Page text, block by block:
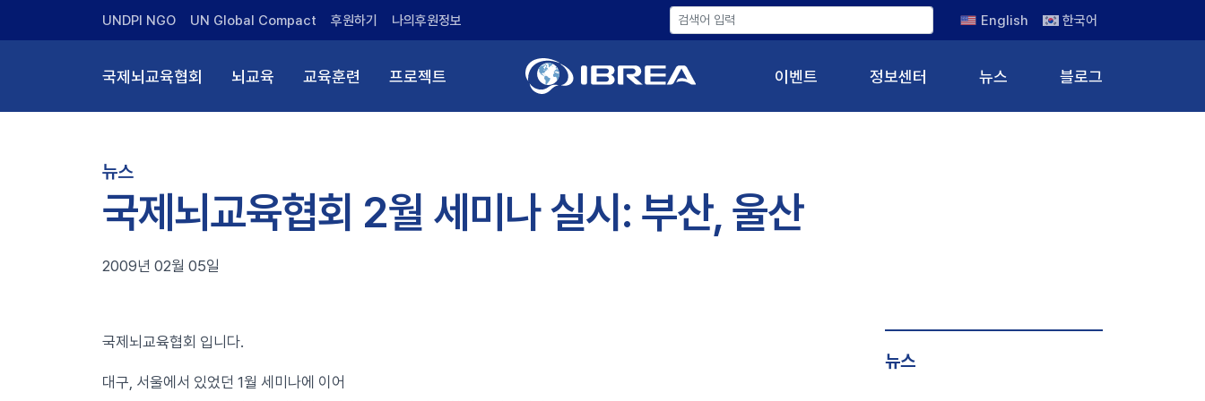
UNDPI NGO UN Global Compact 후원하기 나의후원정보 English 한국어
국제뇌교육협회 뇌교육 교육훈련 프로젝트 이벤트 정보센터 뉴스 블로그
뉴스
국제뇌교육협회 2월 세미나 실시: 부산, 울산
2009년 02월 05일
뉴스
국제뇌교육협회 입니다.
대구, 서울에서 있었던 1월 세미나에 이어